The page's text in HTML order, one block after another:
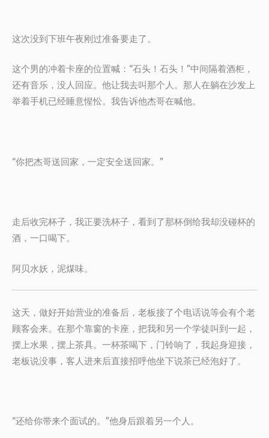
这次没到下班午夜刚过准备要走了。
这个男的冲着卡座的位置喊：“石头！石头！”中间隔着酒柜，
还有音乐，没人回应。他让我去叫那个人。那人在躺在沙发上
举着手机已经睡意惺忪。我告诉他杰哥在喊他。
“你把杰哥送回家，一定安全送回家。”
走后收完杯子，我正要洗杯子，看到了那杯倒给我却没碰杯的
酒，一口喝下。
阿贝水妖，泥煤味。
这天，做好开始营业的准备后，老板接了个电话说等会有个老
顾客会来。在那个靠窗的卡座，把我和另一个学徒叫到一起，
摆上水果，摆上茶具。一杯茶喝下，门铃响了，我起身迎接，
老板说没事，客人进来后直接招呼他坐下说茶已经泡好了。
“还给你带来个面试的。”他身后跟着另一个人。